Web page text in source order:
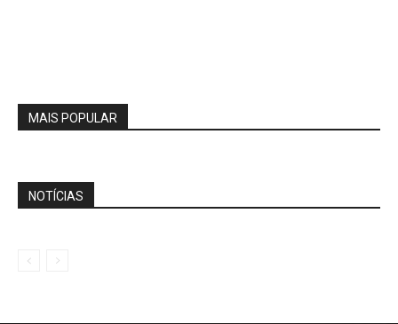
MAIS POPULAR
NOTÍCIAS